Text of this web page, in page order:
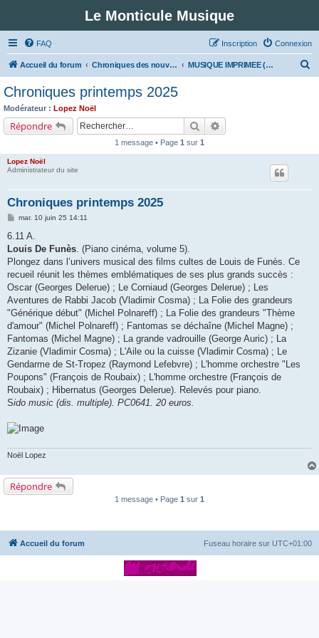
Le Monticule Musique
FAQ Connexion
Inscription
Accueil du forum Chroniques des nouveautés musicales : Pour voir les visuels des notices vous devez vous enregistrer. MUSIQUE IMPRIMEE (Classe 6 - Musique et cinéma)
Chroniques printemps 2025
Modérateur : Lopez Noël
Répondre Rechercher
1 message • Page 1 sur 1
Lopez Noël
Administrateur du site
Chroniques printemps 2025
M
s
a
g
mar. 10 juin 25 14:11
6.11 A.
Louis De Funès . (Piano cinéma, volume 5).
Plongez dans l’univers musical des films cultes de Louis de Funès. Ce
recueil réunit les thèmes emblématiques de ses plus grands succès :
Oscar (Georges Delerue) ; Le Corniaud (Georges Delerue) ; Les
Aventures de Rabbi Jacob (Vladimir Cosma) ; La Folie des grandeurs
"Générique début" (Michel Polnareff) ; La Folie des grandeurs "Thème
d'amour" (Michel Polnareff) ; Fantomas se déchaîne (Michel Magne) ;
Fantomas (Michel Magne) ; La grande vadrouille (George Auric) ; La
Zizanie (Vladimir Cosma) ; L'Aile ou la cuisse (Vladimir Cosma) ; Le
Gendarme de St-Tropez (Raymond Lefebvre) ; L'homme orchestre "Les
Poupons" (François de Roubaix) ; L'homme orchestre (François de
Roubaix) ; Hibernatus (Georges Delerue). Relevés pour piano.
Sido music (dis. multiple). PC0641. 20 euros.
Noël Lopez
Répondre
1 message • Page 1 sur 1
Accueil du forum Fuseau horaire sur UTC+01:00